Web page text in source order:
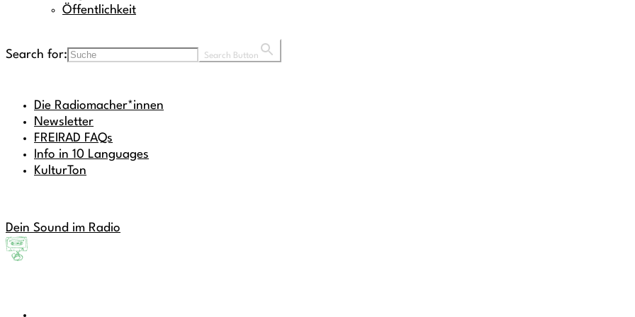
Öffentlichkeit
Search for: Search Button
Die Radiomacher*innen
Newsletter
FREIRAD FAQs
Info in 10 Languages
KulturTon
Dein Sound im Radio